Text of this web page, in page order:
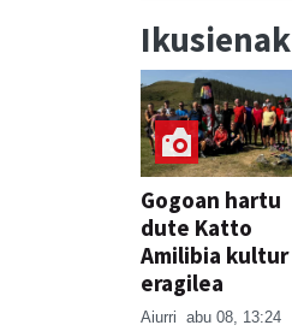
Ikusienak
Gogoan hartu
dute Katto
Amilibia kultur
eragilea
Aiurri abu 08, 13:24